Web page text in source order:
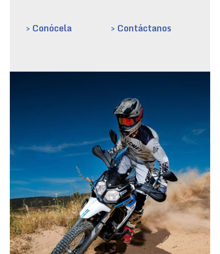
> Conócela > Contáctanos